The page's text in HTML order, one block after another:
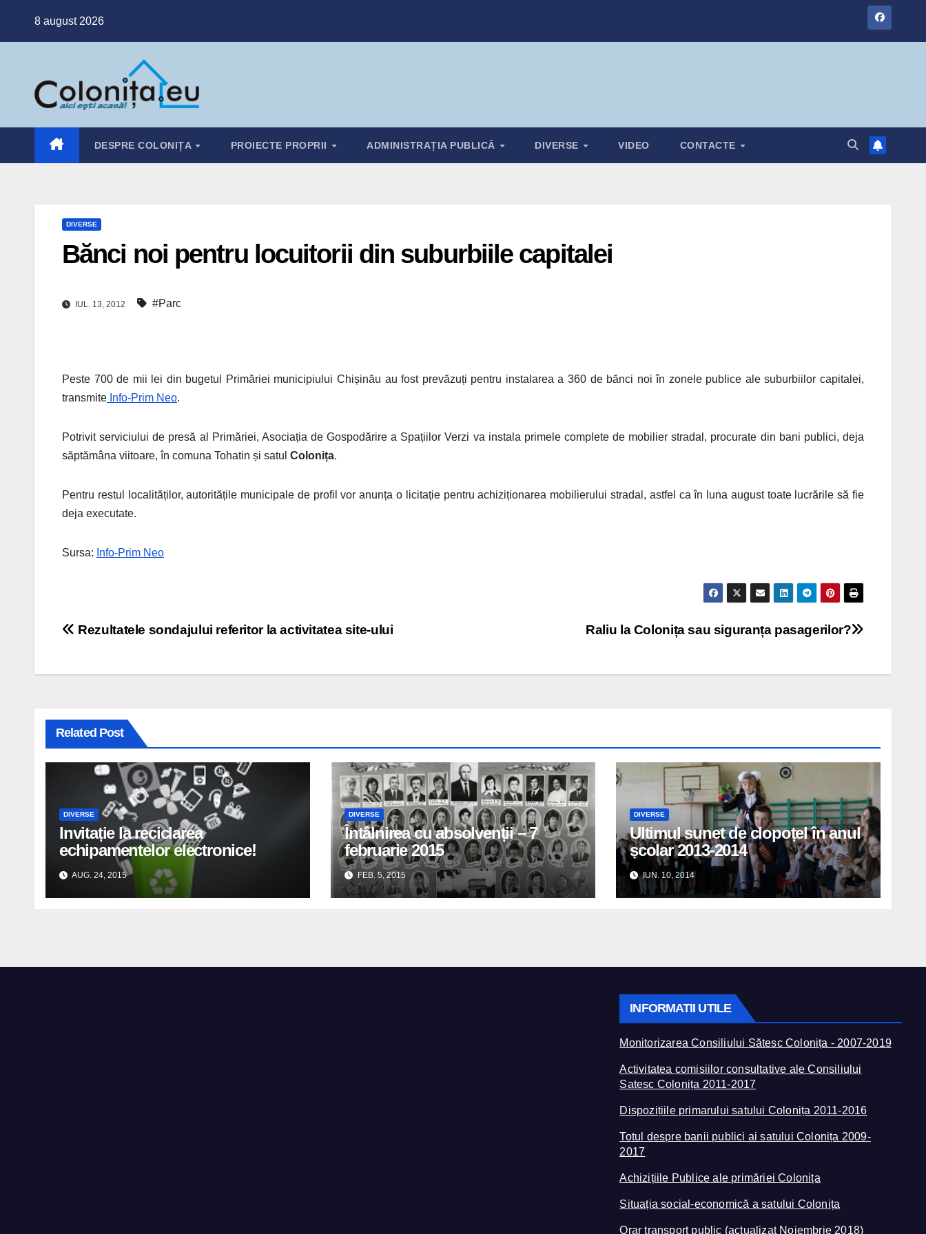
8 august 2026
DESPRE COLONIȚA PROIECTE PROPRII ADMINISTRAȚIA PUBLICĂ DIVERSE VIDEO CONTACTE
DIVERSE
Bănci noi pentru locuitorii din suburbiile capitalei
IUL. 13, 2012 #Parc
Peste 700 de mii lei din bugetul Primăriei municipiului Chișinău au fost prevăzuți pentru instalarea a 360 de bănci noi în zonele publice ale suburbiilor capitalei,
transmite Info-Prim Neo.
Potrivitserviciului de presă al Primăriei, Asociația de Gospodărire a Spațiilor Verzi va instala primele complete de mobilier stradal, procurate din bani publici, deja
săptămâna viitoare, în comuna Tohatin și satul Colonița.
Pentru restul localităților, autoritățile municipale de profil vor anunța o licitație pentru achiziționarea mobilierului stradal, astfel ca în luna august toate lucrările să fie
deja executate.
Sursa: Info-Prim Neo
Navigare
Raliu la Colonița sau siguranța pasagerilor?
Rezultatele sondajului referitor la activitatea site-ului
Related Post
DIVERSE
Invitație la reciclarea
echipamentelor electronice!
AUG. 24, 2015
DIVERSE
Întâlnirea cu absolvenții – 7
februarie 2015
FEB. 5, 2015
DIVERSE
Ultimul sunet de clopoțel în anul
școlar 2013-2014
IUN. 10, 2014
INFORMATII UTILE
Monitorizarea Consiliului Sătesc Colonița - 2007-2019
Activitatea comisiilor consultative ale Consiliului
Satesc Colonița 2011-2017
Dispozițiile primarului satului Colonița 2011-2016
Totul despre banii publici ai satului Colonița 2009-
2017
Achizițiile Publice ale primăriei Colonița
Situația social-economică a satului Colonița
Orar transport public (actualizat Noiembrie 2018)